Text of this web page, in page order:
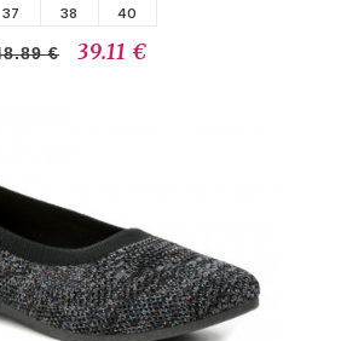
37 38 40
€ 39.11 €